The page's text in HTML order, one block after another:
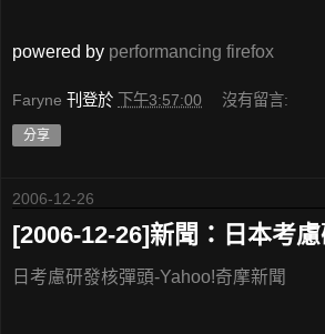
powered by performancing firefox
Faryne 刊登於 下午3:57:00 沒有留言:
分享
2006-12-26
[2006-12-26]新聞：日本考
日考慮研發核彈頭-Yahoo!奇摩新聞